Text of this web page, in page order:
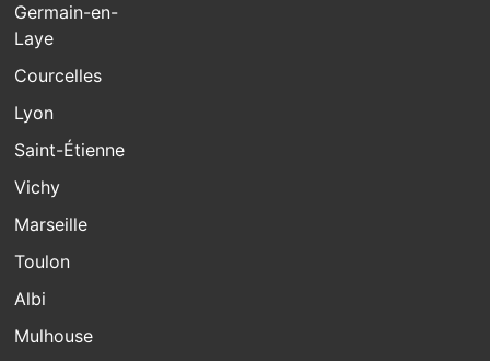
Germain-en-
Laye
Courcelles
Lyon
Saint-Étienne
Vichy
Marseille
Toulon
Albi
Mulhouse